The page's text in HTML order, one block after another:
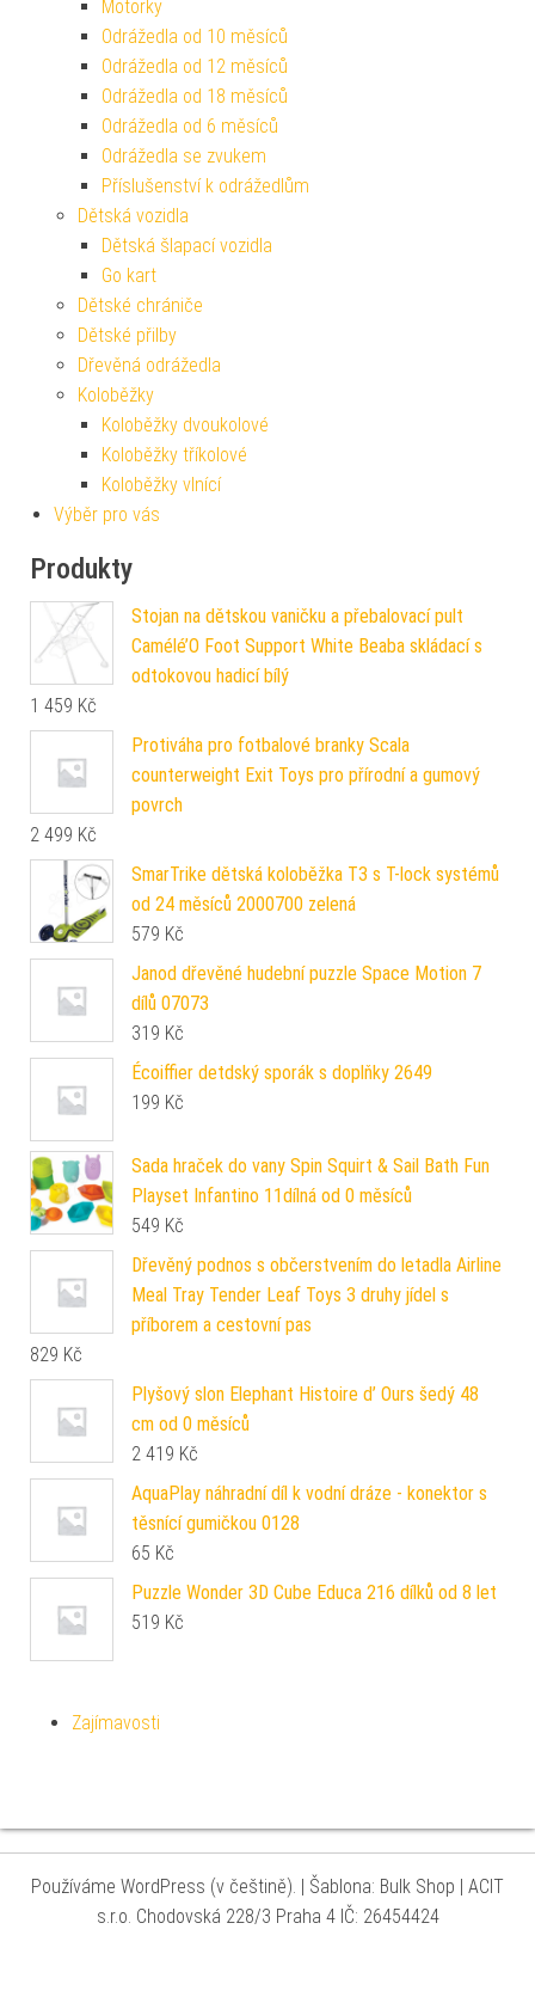
Motorky
Odrážedla od 10 měsíců
Odrážedla od 12 měsíců
Odrážedla od 18 měsíců
Odrážedla od 6 měsíců
Odrážedla se zvukem
Příslušenství k odrážedlům
Dětská vozidla
Dětská šlapací vozidla
Go kart
Dětské chrániče
Dětské přilby
Dřevěná odrážedla
Koloběžky
Koloběžky dvoukolové
Koloběžky tříkolové
Koloběžky vlnící
Výběr pro vás
Produkty
Stojan na dětskou vaničku a přebalovací pult
Camélé’O Foot Support White Beaba skládací s
odtokovou hadicí bílý
1 459 Kč
Protiváha pro fotbalové branky Scala
counterweight Exit Toys pro přírodní a gumový
povrch
2 499 Kč
SmarTrike dětská koloběžka T3 s T-lock systémů
od 24 měsíců 2000700 zelená
579 Kč
Janod dřevěné hudební puzzle Space Motion 7
dílů 07073
319 Kč
Écoiffier detdský sporák s doplňky 2649
199 Kč
Sada hraček do vany Spin Squirt & Sail Bath Fun
Playset Infantino 11dílná od 0 měsíců
549 Kč
Dřevěný podnos s občerstvením do letadla Airline
Meal Tray Tender Leaf Toys 3 druhy jídel s
příborem a cestovní pas
829 Kč
Plyšový slon Elephant Histoire d’ Ours šedý 48
cm od 0 měsíců
2 419 Kč
AquaPlay náhradní díl k vodní dráze - konektor s
těsnící gumičkou 0128
65 Kč
Puzzle Wonder 3D Cube Educa 216 dílků od 8 let
519 Kč
Zajímavosti
Používáme WordPress (v češtině). | Šablona: Bulk Shop | ACIT
s.r.o. Chodovská 228/3 Praha 4 IČ: 26454424